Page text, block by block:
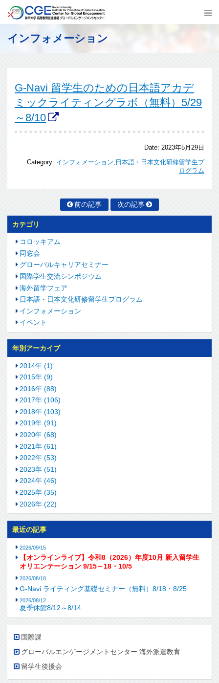
インフォメーション
G-Navi 留学生のための日本語アカデ
ミックライティングラボ（無料）5/29
～8/10
Date: 2023年5月29日
Category: インフォメーション, 日本語・日本文化研修留学生プ
ログラム
前の記事 次の記事
カテゴリ
コロッキアム
同窓会
グローバルキャリアセミナー
国際学生交流シンポジウム
海外留学フェア
日本語・日本文化研修留学生プログラム
インフォメーション
イベント
年別アーカイブ
2014年 (1)
2015年 (9)
2016年 (88)
2017年 (106)
2018年 (103)
2019年 (91)
2020年 (68)
2021年 (61)
2022年 (53)
2023年 (51)
2024年 (46)
2025年 (35)
2026年 (22)
最近の記事
2026/09/15
【オンラインライブ】令和8（2026）年度10月 新入留学生
オリエンテーション 9/15～18・10/5
2026/08/18
G-Navi ライティング基礎セミナー（無料）8/18・8/25
2026/08/12
夏季休館8/12～8/14
国際課
グローバルエンゲージメントセンター 海外派遣教育
留学生後援会